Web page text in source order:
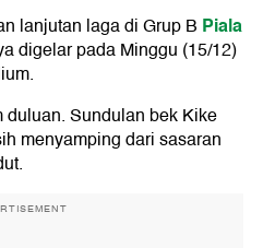
lanjutan laga di Grup B Piala
digelar pada Minggu (15/12)
Sundulan bek Kike
menyamping dari sasaran